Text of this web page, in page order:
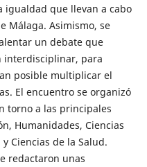
igualdad que llevan a cabo
Málaga. Asimismo, se
un debate que
interdisciplinar, para
posible multiplicar el
El encuentro se organizó
torno a las principales
Humanidades, Ciencias
Ciencias de la Salud.
redactaron unas